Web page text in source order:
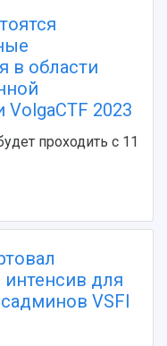
деятельность
коллективы
научных
в области
VolgaCTF 2023
проходить с 11
для
VSFI